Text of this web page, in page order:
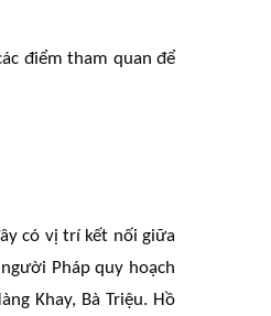
điểm tham quan để
có vị trí kết nối giữa
Pháp quy hoạch
Khay, Bà Triệu. Hồ